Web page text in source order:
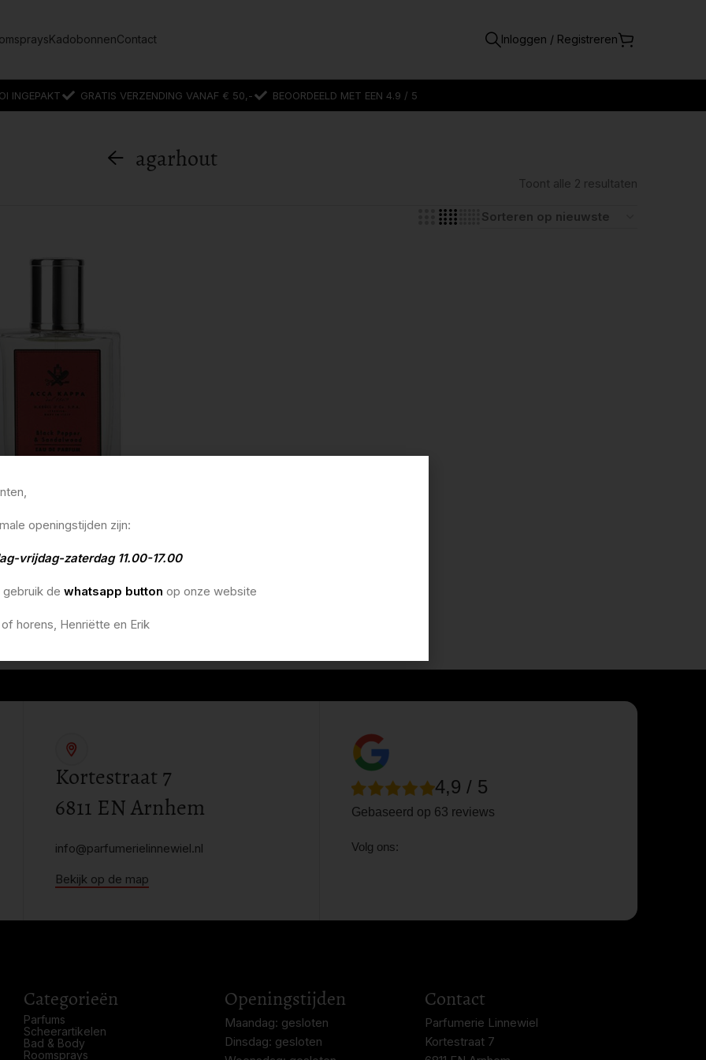
KadobonnenContact Inloggen / Registreren
INGEPAKT GRATIS VERZENDING VANAF € 50,- BEOORDEELD MET EEN 4.9 / 5
agarhout
Toont alle 2 resultaten
100ml
Kortestraat 7
6811 EN Arnhem
info@parfumerielinnewiel.nl
Bekijk op de map
4,9 / 5
Gebaseerd op 63 reviews
Volg ons:
Categorieën
Parfums
Scheerartikelen
Bad & Body
Roomsprays
Openingstijden
Maandag: gesloten
Dinsdag: gesloten
Contact
Parfumerie Linnewiel
Kortestraat 7
openingstijden zijn:
vrijdag-zaterdag 11.00-17.00
de whatsapp button op onze website
horens, Henriëtte en Erik